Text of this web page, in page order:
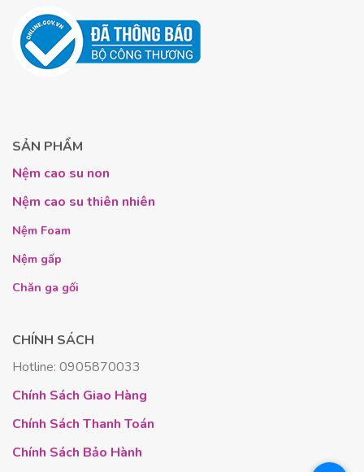
chịu.
Về thiết kế thông thoáng:
Điểm mà tôithíchnhất có lẽ là thiết kế thông minh.
thông liên tục. Kết quả là, nệm
trạng nóng bức, khó chịu
giữ nệm luôn mới.
Một khoản đầu tư cho giấc ngủ phải là một
đúng cách.
Nó cũng đạt tiêu chí về độ yên tĩnh. Cấu trúc
su nonđặc biệt giúp sản phẩm
tiếng động trong quá trình sử dụng
người bên cạnh.
SẢN PHẨM
Nệm cao su non
Nệm cao su thiên nhiên
Nệm Foam
Nệm gấp
Chăn ga gối
CHÍNH SÁCH
Hotline: 0905870033
Chính Sách Giao Hàng
Chính Sách Thanh Toán
Chính Sách Bảo Hành